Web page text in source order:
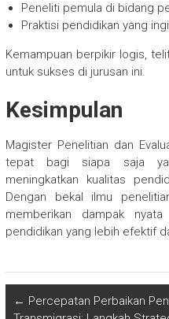
Peneliti pemula di bidang
Praktisi pendidikan yang
Kemampuan berpikir logis,
untuk sukses di jurusan ini.
Kesimpulan
Magister Penelitian dan
tepat bagi siapa saja
meningkatkan kualitas
Dengan bekal ilmu
memberikan dampak
pendidikan yang lebih efektif
← Percepatan Perbaikan